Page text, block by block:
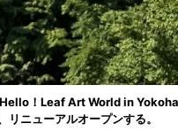
Hello！Leaf Art World in
ニューアルオープンする。